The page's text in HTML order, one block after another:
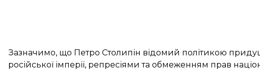
Зазначимо, що Петро Столипін відомий політикою
російської імперії, репресіями та обмеженням прав